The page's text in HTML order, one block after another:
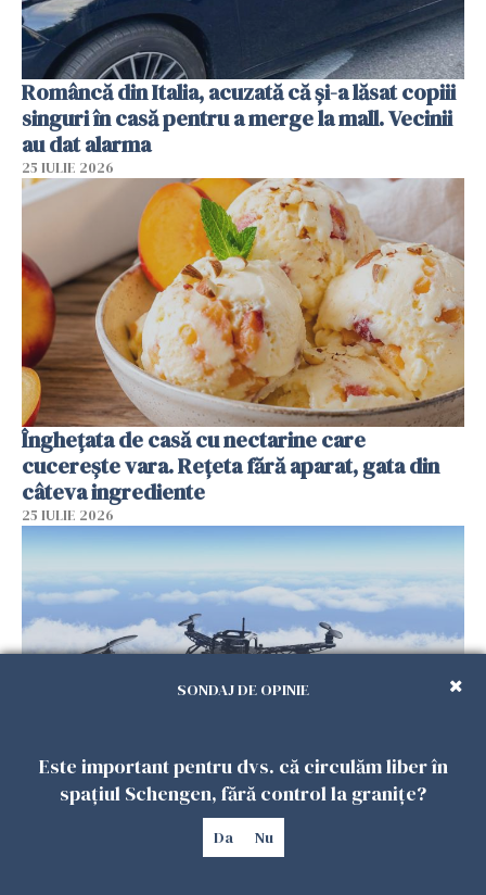
Româncă din Italia, acuzată că și-a lăsat copiii
singuri în casă pentru a merge la mall. Vecinii
au dat alarma
25 IULIE 2026
Înghețata de casă cu nectarine care
cucerește vara. Rețeta fără aparat, gata din
câteva ingrediente
25 IULIE 2026
Încă o dronă a fost doborâtă de un F-16
românesc după ce a intrat ilegal în spațiul
SONDAJ DE OPINIE
Este important pentru dvs. că circulăm liber în
spațiul Schengen, fără control la granițe?
Da Nu